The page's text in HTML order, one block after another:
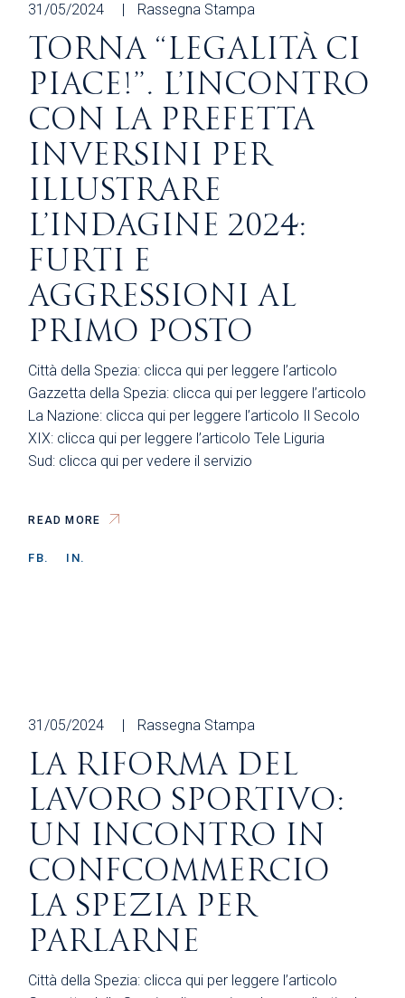
31/05/2024 Rassegna Stampa
TORNA “LEGALITÀ CI
PIACE!”. L’INCONTRO
CON LA PREFETTA
INVERSINI PER
ILLUSTRARE
L’INDAGINE 2024:
FURTI E
AGGRESSIONI AL
PRIMO POSTO
Città della Spezia: clicca qui per leggere l’articolo
Gazzetta della Spezia: clicca qui per leggere l’articolo
La Nazione: clicca qui per leggere l’articolo Il Secolo
XIX: clicca qui per leggere l’articolo Tele Liguria
Sud: clicca qui per vedere il servizio
READ MORE
FB. IN.
31/05/2024 Rassegna Stampa
LA RIFORMA DEL
LAVORO SPORTIVO:
UN INCONTRO IN
CONFCOMMERCIO
LA SPEZIA PER
PARLARNE
Città della Spezia: clicca qui per leggere l’articolo